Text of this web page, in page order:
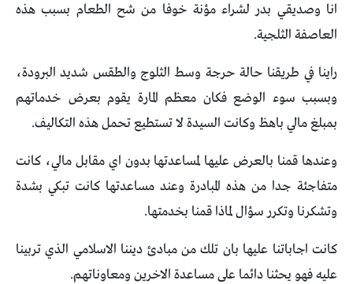
انا وصديقي بدر لشراء مؤنة خوفا من شح الطعام بسبب هذه
العاصفة الثلجية.
راينا في طريقنا حالة حرجة وسط الثلوج والطقس شديد البرودة،
وبسبب سوء الوضع فكان معظم المارة يقوم بعرض خدماتهم
بمبلغ مالي باهظ وكانت السيدة لا تستطيع تحمل هذه التكاليف.
وعندها قمنا بالعرض عليها لمساعدتها بدون اي مقابل مالي، كانت
متفاجئة جدا من هذه المبادرة وعند مساعدتها كانت تبكي بشدة
وتشكرنا وتكرر سؤال لماذا قمنا بخدمتها.
كانت اجاباتنا عليها بان تلك من مبادئ ديننا الاسلامي الذي تربينا
عليه فهو يحثنا دائما على مساعدة الاخرين ومعاوناتهم.